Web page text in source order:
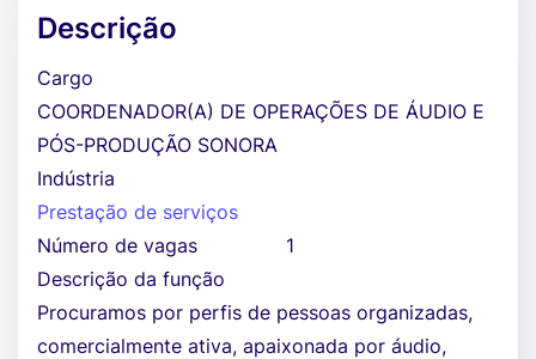
Descrição
Cargo
COORDENADOR(A) DE OPERAÇÕES DE ÁUDIO E
PÓS-PRODUÇÃO SONORA
Indústria
Prestação de serviços
Número de vagas
1
Descrição da função
Procuramos por perfis de pessoas organizadas,
comercialmente ativa, apaixonada por áudio,